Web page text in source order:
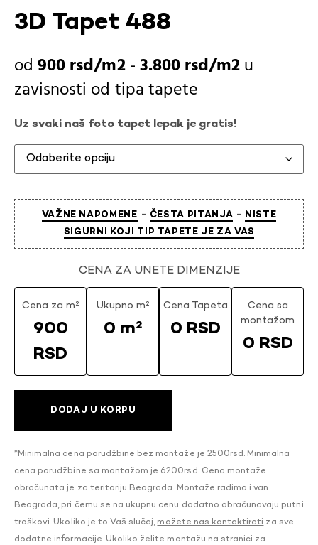
3D Tapet 488
900rsd -3.800rsd
u
zavisnosti od tipa tapete
Uz svaki naš foto tapet lepak je gratis!
VAŽNE NAPOMENE - ČESTA PITANJA - NISTE
SIGURNI KOJI TIP TAPETE JE ZA VAS
CENA ZA UNETE DIMENZIJE
Cena za m²
900
RSD
Ukupno m²
0 m²
Cena Tapeta
0 RSD
Cena sa
montažom
0 RSD
DODAJ U KORPU
*Minimalna cena porudžbine bez montaže je 2500rsd. Minimalna
cena porudžbine sa montažom je 6200rsd. Cena montaže
obračunata je za teritoriju Beograda. Montaže radimo i van
Beograda, pri čemu se na ukupnu cenu dodatno obračunavaju putni
troškovi. Ukoliko je to Vaš slučaj, možete nas kontaktirati za sve
dodatne informacije. Ukoliko želite montažu na stranici za